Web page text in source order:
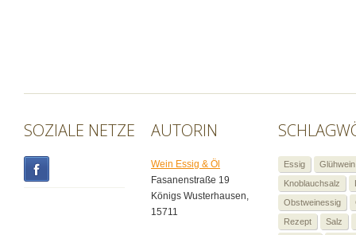
SOZIALE NETZE AUTORIN
Wein Essig & Öl
Fasanenstraße 19
Königs Wusterhausen,
15711
Essig
Glühwein
Knoblauchsalz
Obstweinessig
Rezept
Salz